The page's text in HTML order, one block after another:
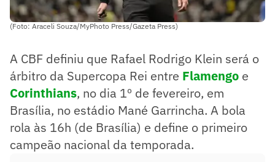
(Foto: Araceli Souza/MyPhoto Press/Gazeta Press)
A CBF definiu que Rafael Rodrigo Klein será o
árbitro da Supercopa Rei entre Flamengo e
Corinthians, no dia 1º de fevereiro, em
Brasília, no estádio Mané Garrincha. A bola
rola às 16h (de Brasília) e define o primeiro
campeão nacional da temporada.